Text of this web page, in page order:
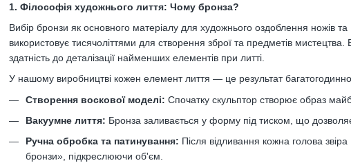
1. Філософія художнього лиття: Чому бронза?
Вибір бронзи як основного матеріалу для художнього оздоблення ножів
використовує тисячоліттями для створення зброї та предметів мистецтва.
здатність до деталізації найменших елементів при литті.
У нашому виробництві кожен елемент лиття — це результат
Створення воскової моделі: Спочатку скульптор створює образ
Вакуумне лиття: Бронза заливається у форму під тиском, що
Ручна обробка та патинування: Після відливання кожна голова
бронзи», підкреслюючи об'єм.